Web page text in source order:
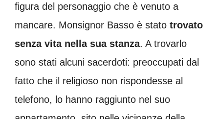
figura del personaggio che è venuto a
mancare. Monsignor Basso è stato trovato
senza vita nella sua stanza. A trovarlo
sono stati alcuni sacerdoti: preoccupati dal
fatto che il religioso non rispondesse al
telefono, lo hanno raggiunto nel suo